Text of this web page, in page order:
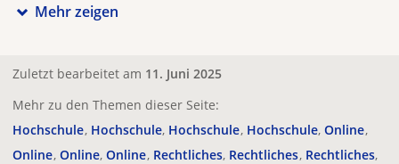
Mehr zeigen
Zuletzt bearbeitet am 11. Juni 2025
Mehr zu den Themen dieser Seite:
Hochschule Hochschule Hochschule Hochschule Online
Online Online Online Rechtliches Rechtliches Rechtliches